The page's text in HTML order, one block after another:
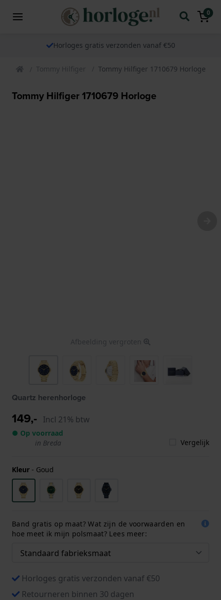
0
Horloges gratis verzonden vanaf €50
Tommy Hilfiger Tommy Hilfiger 1710679 Horloge
Tommy Hilfiger 1710679 Horloge
Afbeelding vergroten
Quartz herenhorloge
149,- Incl 21% btw
● Op voorraad
in Breda
Vergelijk
Kleur - Goud
Band gratis op maat? Wat zijn de voorwaarden en
hoe meet ik mijn polsmaat? Lees meer:
Horloges gratis verzonden vanaf €50
Retourneren binnen 30 dagen